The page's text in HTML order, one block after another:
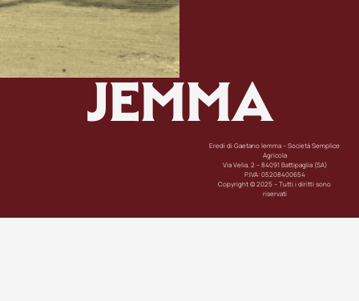
JEMMA
Eredi di Gaetano Iemma – Società Semplice
Agricola
Via Velia, 2 – 84091 Battipaglia (SA)
P.IVA: 05208400654
Copyright © 2025 – Tutti i diritti sono
riservati